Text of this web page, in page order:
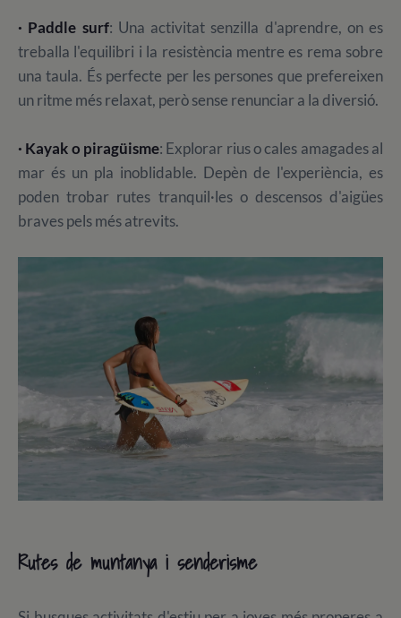
· Paddle surf: Una activitat senzilla d'aprendre, on es
treballa l'equilibri i la resistència mentre es rema sobre
una taula. És perfecte per les persones que prefereixen
un ritme més relaxat, però sense renunciar a la diversió.
· Kayak o piragüisme: Explorar rius o cales amagades al
mar és un pla inoblidable. Depèn de l'experiència, es
poden trobar rutes tranquil·les o descensos d'aigües
braves pels més atrevits.
Rutes de muntanya i senderisme